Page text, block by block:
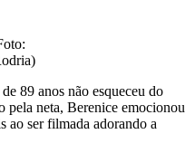
89 anos não esqueceu do
pela neta, Berenice emocionou
ao ser filmada adorando a